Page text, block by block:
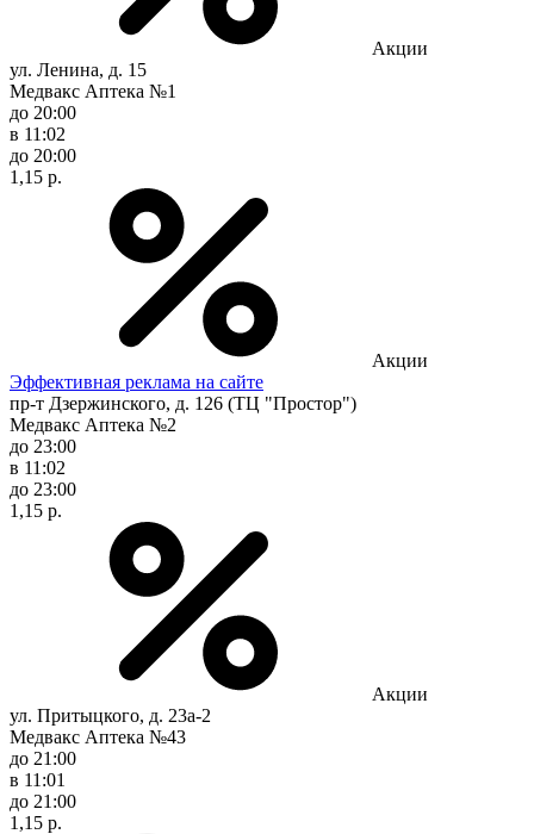
Акции
ул. Ленина, д. 15
Медвакс Аптека №1
до 20:00
в 11:02
до 20:00
1,15 р.
Акции
Эффективная реклама на сайте
пр-т Дзержинского, д. 126 (ТЦ "Простор")
Медвакс Аптека №2
до 23:00
в 11:02
до 23:00
1,15 р.
Акции
ул. Притыцкого, д. 23а-2
Медвакс Аптека №43
до 21:00
в 11:01
до 21:00
1,15 р.